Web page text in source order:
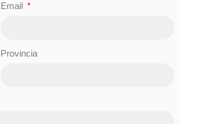
Email
Provincia